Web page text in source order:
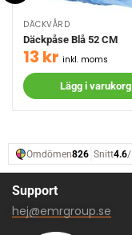
DÄCKVÅRD
Däckpåse Blå 52 CM
13 kr inkl. moms
Lägg i varukorg
Support
hej@emrgroup.se